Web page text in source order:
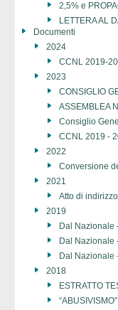
2,5% e
LETTERA AL
Documenti
2024
CCNL 2019-
2023
CONSIGLIO
ASSEMBLEA
Consiglio
CCNL 2019 -
2022
Conversione
2021
Atto di
2019
Dal Nazionale
Dal Nazionale
Dal Nazionale
2018
ESTRATTO
“ABUSIVISMO”